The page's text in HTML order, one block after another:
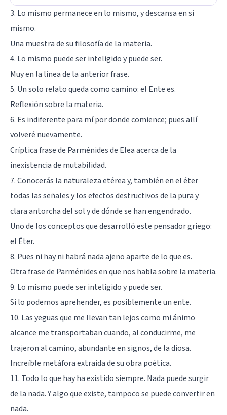
3. Lo mismo permanece en lo mismo, y descansa en sí
mismo.
Una muestra de su filosofía de la materia.
4. Lo mismo puede ser inteligido y puede ser.
Muy en la línea de la anterior frase.
5. Un solo relato queda como camino: el Ente es.
Reflexión sobre la materia.
6. Es indiferente para mí por donde comience; pues allí
volveré nuevamente.
Críptica frase de Parménides de Elea acerca de la
inexistencia de mutabilidad.
7. Conocerás la naturaleza etérea y, también en el éter
todas las señales y los efectos destructivos de la pura y
clara antorcha del sol y de dónde se han engendrado.
Uno de los conceptos que desarrolló este pensador griego:
el Éter.
8. Pues ni hay ni habrá nada ajeno aparte de lo que es.
Otra frase de Parménides en que nos habla sobre la materia.
9. Lo mismo puede ser inteligido y puede ser.
Si lo podemos aprehender, es posiblemente un ente.
10. Las yeguas que me llevan tan lejos como mi ánimo
alcance me transportaban cuando, al conducirme, me
trajeron al camino, abundante en signos, de la diosa.
Increíble metáfora extraída de su obra poética.
11. Todo lo que hay ha existido siempre. Nada puede surgir
de la nada. Y algo que existe, tampoco se puede convertir en
nada.